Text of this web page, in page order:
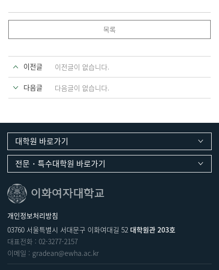
목록
이전글 이전글이 없습니다.
다음글 다음글이 없습니다.
대학원 바로가기
전문・특수대학원 바로가기
개인정보처리방침
03760 서울특별시 서대문구 이화여대길 52 대학원관 203호
대표전화 : 02-3277-2157
이메일 : gradean@ewha.ac.kr